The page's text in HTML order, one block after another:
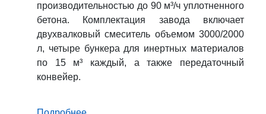
производительностью до 90 м³/ч уплотненного
бетона. Комплектация завода включает
двухвалковый смеситель объемом 3000/2000
л, четыре бункера для инертных материалов
по 15 м³ каждый, а также передаточный
конвейер.